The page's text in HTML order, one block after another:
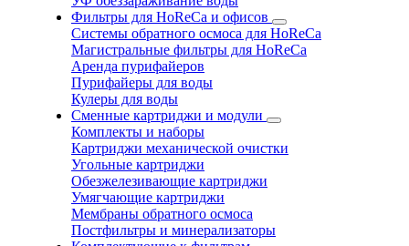
Фильтры для HoReCa и офисов
Системы обратного осмоса для HoReCa
Магистральные фильтры для HoReCa
Аренда пурифайеров
Пурифайеры для воды
Кулеры для воды
Сменные картриджи и модули
Комплекты и наборы
Картриджи механической очистки
Угольные картриджи
Обезжелезивающие картриджи
Умягчающие картриджи
Мембраны обратного осмоса
Постфильтры и минерализаторы